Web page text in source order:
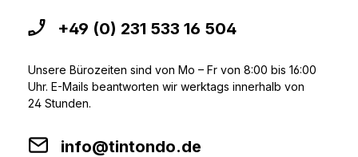
+49 (0) 231 533 16 504
Unsere Bürozeiten sind von Mo – Fr von 8:00 bis 16:00
Uhr. E-Mails beantworten wir werktags innerhalb von
24 Stunden.
info@tintondo.de